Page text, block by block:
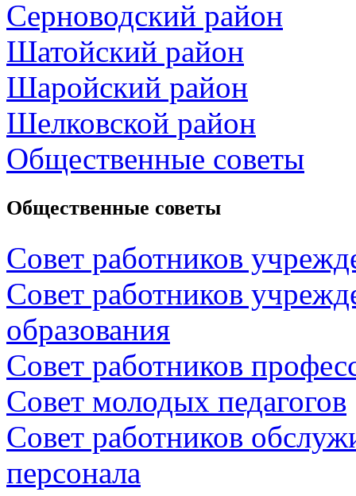
Серноводский район
Шатойский район
Шаройский район
Шелковской район
Общественные советы
Общественные советы
Совет работников
Совет работников
образования
Совет работников
Совет молодых педагогов
Совет работников
персонала